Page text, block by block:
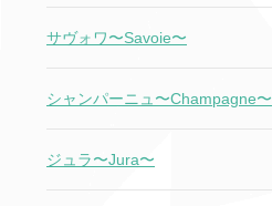
サヴォワ〜Savoie〜
シャンパーニュ〜Champagne〜
ジュラ〜Jura〜